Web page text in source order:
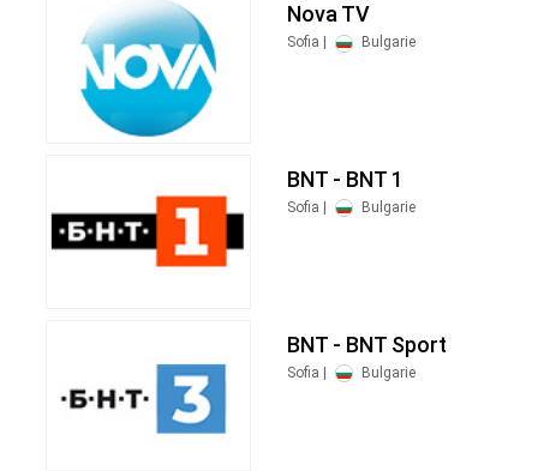
Nova TV
Sofia | Bulgarie
BNT - BNT 1
Sofia | Bulgarie
BNT - BNT Sport
Sofia | Bulgarie